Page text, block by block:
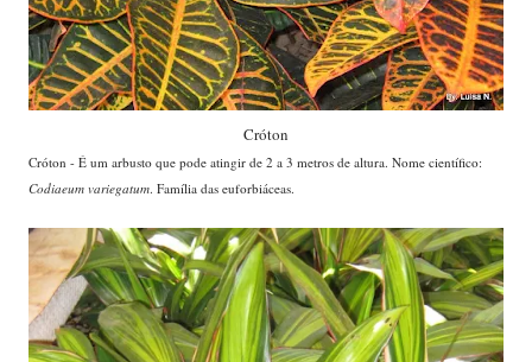
Cróton
Cróton - É um arbusto que pode atingir de 2 a 3 metros de altura. Nome científico:
Codiaeum variegatum. Família das euforbiáceas.